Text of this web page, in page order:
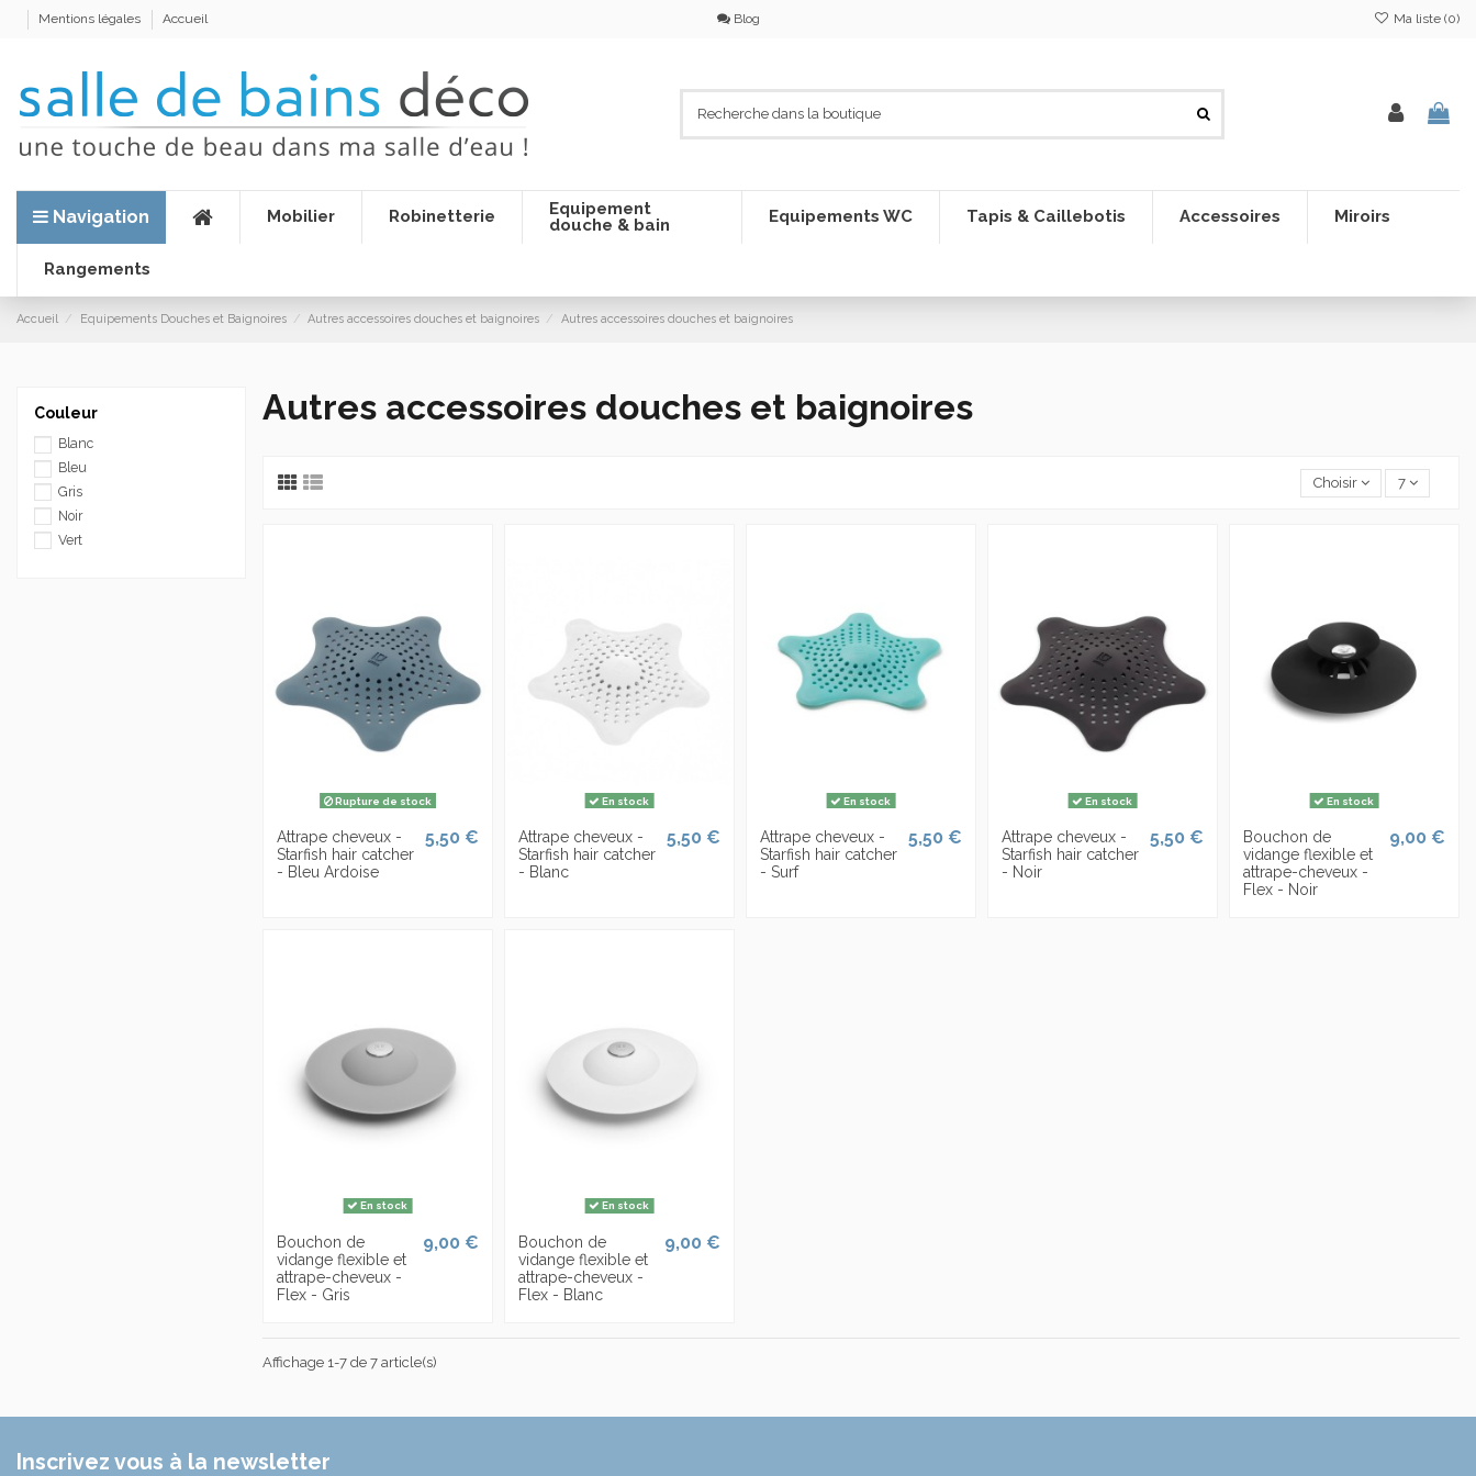
Mentions légales Accueil Blog Ma liste (0)
Navigation Mobilier Robinetterie
Equipement
douche & bain
Equipements WC Tapis & Caillebotis Accessoires Miroirs
Rangements
Accueil Equipements Douches et Baignoires Autres accessoires douches et baignoires Autres accessoires douches et baignoires
Autres accessoires douches et baignoires
Choisir 7
Rupture de stock
Attrape cheveux -
Starfish hair catcher
- Bleu Ardoise
5,50 €
En stock
Attrape cheveux -
Starfish hair catcher
- Blanc
5,50 €
En stock
Attrape cheveux -
Starfish hair catcher
- Surf
5,50 €
En stock
Attrape cheveux -
Starfish hair catcher
- Noir
5,50 €
En stock
Bouchon de
vidange flexible et
attrape-cheveux -
Flex - Noir
9,00 €
En stock
Bouchon de
vidange flexible et
attrape-cheveux -
Flex - Gris
9,00 €
En stock
Bouchon de
vidange flexible et
attrape-cheveux -
Flex - Blanc
9,00 €
Affichage 1-7 de 7 article(s)
Couleur
Blanc
Bleu
Gris
Noir
Vert
Inscrivez vous à la newsletter